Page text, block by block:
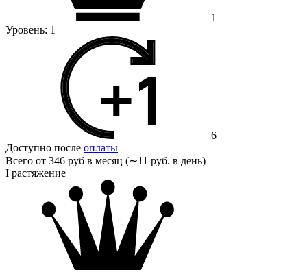
1
Уровень: 1
6
Доступно после оплаты
Всего от 346 руб в месяц (∼11 руб. в день)
I растяжение